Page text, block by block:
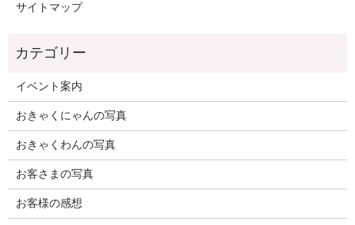
サイトマップ
イベント案内
おきゃくにゃんの写真
おきゃくわんの写真
お客さまの写真
お客様の感想